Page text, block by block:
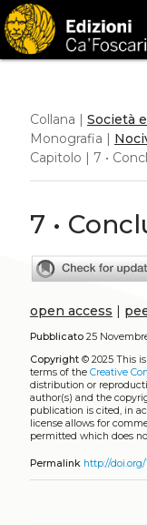
Collana | Società
Monografia |
Capitolo | 7 •
7 •
open access
Pubblicato25
Copyright© 2025 This
terms of the Creative
distribution or
author(s) and the
publication is cited, in
license allows for
permitted which does
Permalink http://doi.org/